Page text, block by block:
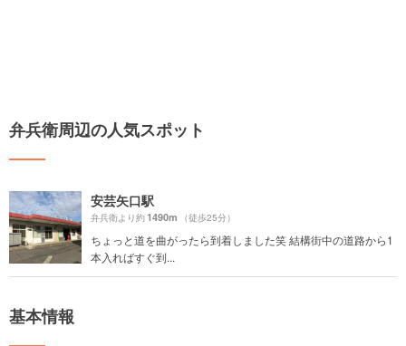
弁兵衛周辺の人気スポット
安芸矢口駅
弁兵衛より約1490m （徒歩25分）
ちょっと道を曲がったら到着しました笑 結構街中の道路から1
本入ればすぐ到...
基本情報